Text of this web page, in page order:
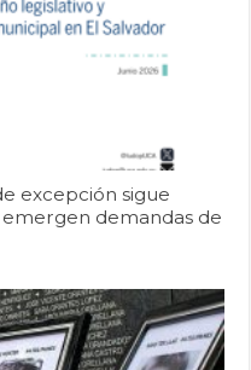
excepción sigue
demandas de